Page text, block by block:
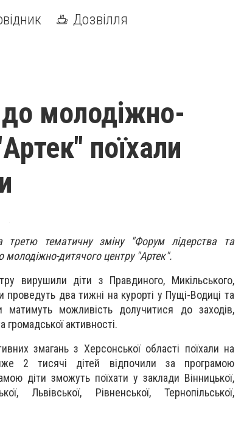
Дозвілля
молодіжно-
поїхали
третю тематичну зміну "Форум лідерства та
молодіжно-дитячого центру "Артек".
вирушили діти з Правдиного, Микільського,
два тижні на курорті у Пущі-Водиці та
можливість долучитися до заходів,
активності.
змагань з Херсонської області поїхали на
2 тисячі дітей відпочили за програмою
діти зможуть поїхати у заклади Вінницької,
Львівської, Рівненської, Тернопільської,